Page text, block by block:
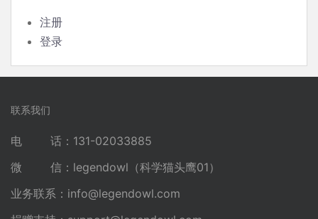
注册
登录
联系我们
电 话：131-02033885
微 信：legendowl（科学猫头鹰01）
业务联系： info@legendowl.com